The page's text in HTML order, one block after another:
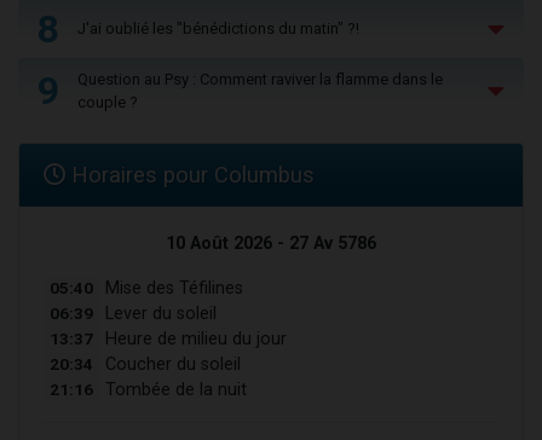
8 J'ai oublié les "bénédictions du matin" ?!
9
Question au Psy : Comment raviver la flamme dans le
couple ?
Horaires pour Columbus
10 Août 2026 - 27 Av 5786
05:40 Mise des Téfilines
06:39 Lever du soleil
13:37 Heure de milieu du jour
20:34 Coucher du soleil
21:16 Tombée de la nuit